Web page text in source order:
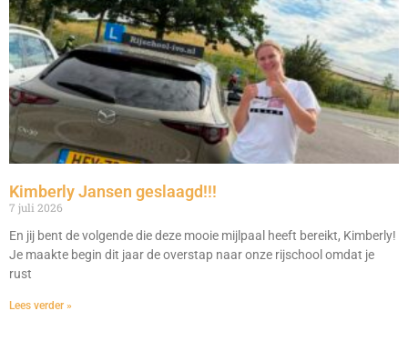
Kimberly Jansen geslaagd!!!
7 juli 2026
En jij bent de volgende die deze mooie mijlpaal heeft bereikt, Kimberly!
Je maakte begin dit jaar de overstap naar onze rijschool omdat je
rust
Lees verder »